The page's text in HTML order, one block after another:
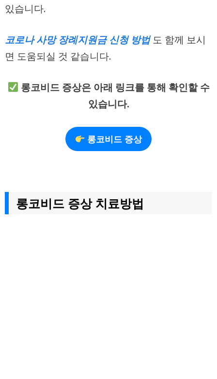
있습니다.
코로나 사망 장례지원금 신청 방법도 함께 보시
면 도움되실 것 같습니다.
롱코비드 증상은 아래 링크를 통해 확인할 수
있습니다.
롱코비드 증상
롱코비드 증상 치료방법